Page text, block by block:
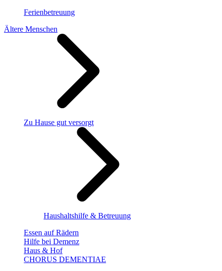
Ferienbetreuung
Ältere Menschen
Zu Hause gut versorgt
Haushaltshilfe & Betreuung
Essen auf Rädern
Hilfe bei Demenz
Haus & Hof
CHORUS DEMENTIAE